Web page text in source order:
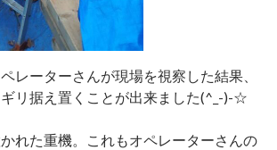
レーターさんが現場を視察した結果、
ギリ据え置くことが出来ました(^_-)-☆
れた重機。これもオペレーターさんの